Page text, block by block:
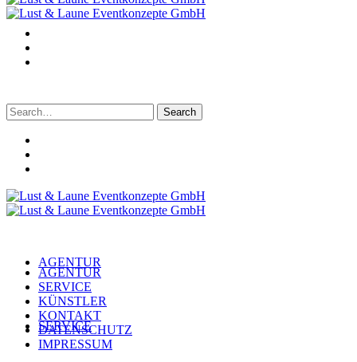
Search
for:
AGENTUR
SERVICE
AGENTUR
SERVICE
KÜNSTLER
KONTAKT
DATENSCHUTZ
IMPRESSUM